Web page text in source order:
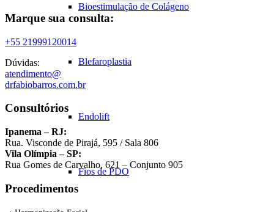
Bioestimulação de Colágeno
Blefaroplastia
Endolift
Fios de PDO
Marque sua consulta:
+55 21999120014
Dúvidas:
atendimento@
drfabiobarros.com.br
Consultórios
Ipanema – RJ:
Rua. Visconde de Pirajá, 595 / Sala 806
Vila Olímpia – SP:
Rua Gomes de Carvalho, 621 – Conjunto 905
Procedimentos